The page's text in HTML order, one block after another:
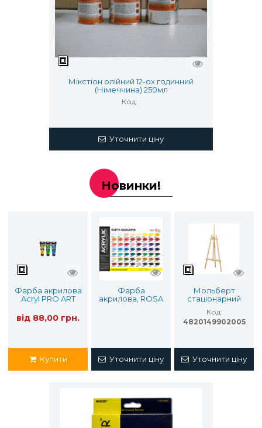
Мікстіон олійний 12-ох годинний
(Німеччина) 250мл
Код:
Уточнити ціну
Новинки!
Фарба акрилова
Acryl PRO ART
від 88,00 грн.
Купити
Фарба
акрилова, ROSA
Уточнити ціну
Мольберт
стаціонарний
Studio
Код:
4820149902005
Уточнити ціну